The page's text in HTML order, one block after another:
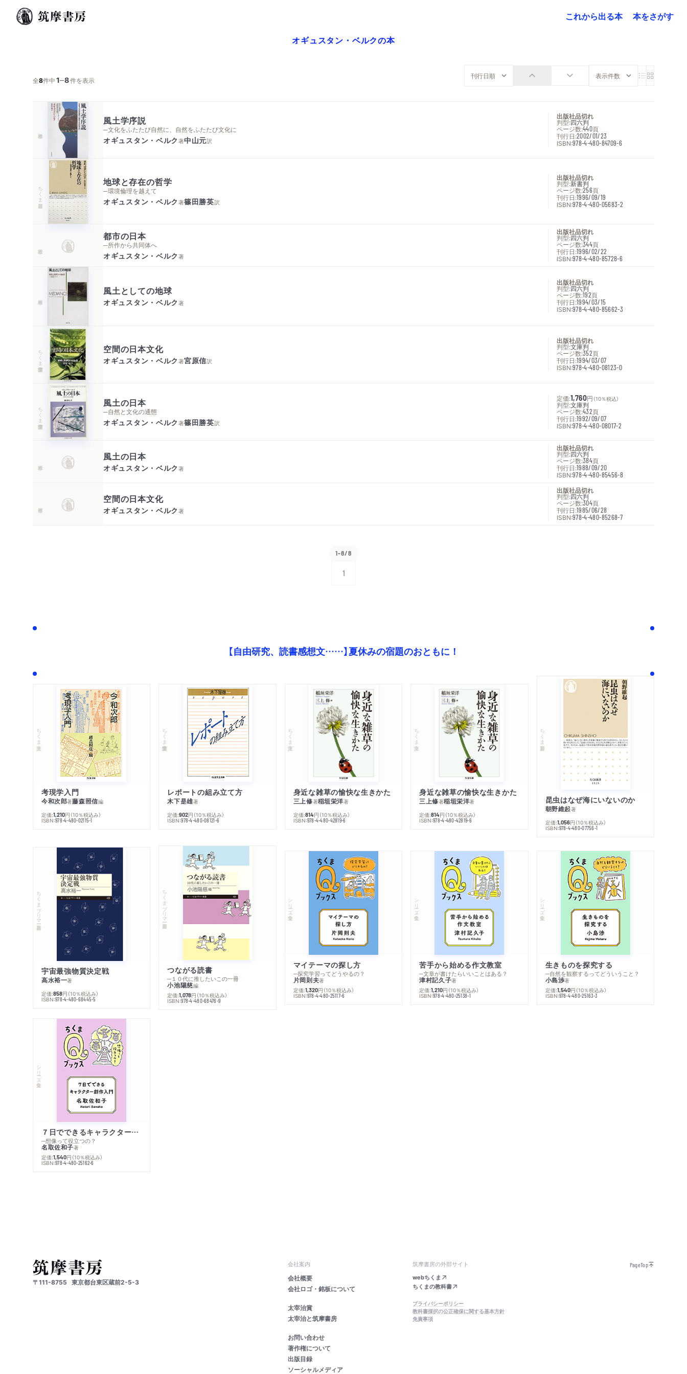
これから出る本
本をさがす
オギュスタン・ベルクの本
全8件中1─8件を表示
風土学序説
─文化をふたたび自然に、自然をふたたび文化に
オギュスタン・ベルク著中山元訳
出版社品切れ
判型:四六判
ページ数:440頁
刊行日:2002/01/23
ISBN:978-4-480-84709-6
ちくま新書
地球と存在の哲学
─環境倫理を越えて
オギュスタン・ベルク著篠田勝英訳
出版社品切れ
判型:新書判
ページ数:256頁
刊行日:1996/09/19
ISBN:978-4-480-05683-2
都市の日本
─所作から共同体へ
オギュスタン・ベルク著
出版社品切れ
判型:四六判
ページ数:344頁
刊行日:1996/02/22
ISBN:978-4-480-85728-6
風土としての地球
オギュスタン・ベルク著
出版社品切れ
判型:四六判
ページ数:192頁
刊行日:1994/03/15
ISBN:978-4-480-85662-3
ちくま学芸文庫 空間の日本文化
オギュスタン・ベルク著宮原信訳
出版社品切れ
判型:文庫判
ページ数:352頁
刊行日:1994/03/07
ISBN:978-4-480-08123-0
ちくま学芸文庫
風土の日本
─自然と文化の通態
オギュスタン・ベルク著篠田勝英訳
定価:1,760円 （10％税込）
判型:文庫判
ページ数:432頁
刊行日:1992/09/07
ISBN:978-4-480-08017-2
風土の日本
オギュスタン・ベルク著
出版社品切れ
判型:四六判
ページ数:384頁
刊行日:1988/09/20
ISBN:978-4-480-85456-8
空間の日本文化
オギュスタン・ベルク著
出版社品切れ
判型:四六判
ページ数:304頁
刊行日:1985/06/28
ISBN:978-4-480-85268-7
1-8/8
1
【自由研究、読書感想文……】夏休みの宿題のおともに！
ちくま文庫
考現学入門
今和次郎著藤森照信編
定価:1,210円 （10％税込み）
ISBN:978-4-480-02115-1
ちくま学芸文庫
レポートの組み立て方
木下是雄著
定価:902円 （10％税込み）
ISBN:978-4-480-08121-6
ちくま文庫
身近な雑草の愉快な生きかた
三上修著稲垣栄洋著
定価:814円 （10％税込み）
ISBN:978-4-480-42819-6
ちくま文庫
身近な雑草の愉快な生きかた
三上修著稲垣栄洋著
定価:814円 （10％税込み）
ISBN:978-4-480-42819-6
ちくま新書
昆虫はなぜ海にいないのか
朝野維起著
定価:1,056円 （10％税込み）
ISBN:978-4-480-07756-1
ちくまプリマー新書
宇宙最強物質決定戦
高水裕一著
定価:858円 （10％税込み）
ISBN:978-4-480-68445-5
ちくまプリマー新書
つながる読書
─１０代に推したいこの一冊
小池陽慈編
定価:1,078円 （10％税込み）
ISBN:978-4-480-68476-9
シリーズ・全集
マイテーマの探し方
─探究学習ってどうやるの？
片岡則夫著
定価:1,320円 （10％税込み）
ISBN:978-4-480-25117-6
シリーズ・全集
苦手から始める作文教室
─文章が書けたらいいことはある？
津村記久子著
定価:1,210円 （10％税込み）
ISBN:978-4-480-25138-1
シリーズ・全集
生きものを探究する
─自然を観察するってどういうこと？
小島渉著
定価:1,540円 （10％税込み）
ISBN:978-4-480-25163-3
シリーズ・全集
７日でできるキャラクター創作入門
─想像って役立つの？
名取佐和子著
定価:1,540円 （10％税込み）
ISBN:978-4-480-25162-6
〒111-8755 東京都台東区蔵前2-5-3
会社案内
会社概要
会社ロゴ・銘板について
太宰治賞
太宰治と筑摩書房
お問い合わせ
著作権について
出版目録
ソーシャルメディア
筑摩書房の外部サイト
webちくま
ちくまの教科書
プライバシーポリシー
教科書採択の公正確保に関する基本方針
免責事項
PageTop